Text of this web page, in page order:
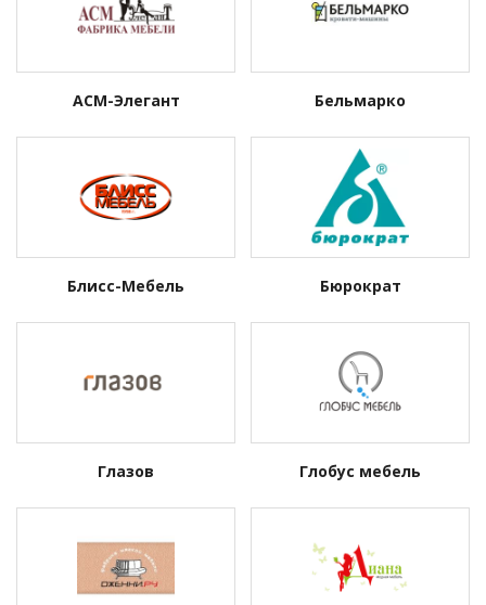
АСМ-Элегант Бельмарко
Блисс-Мебель Бюрократ
Глазов Глобус мебель